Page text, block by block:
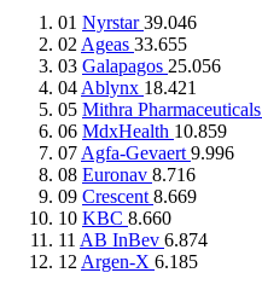
01 Nyrstar39.046
02 Ageas 33.655
03 Galapagos 25.056
04 Ablynx 18.421
05 Mithra Pharmaceuticals
06 MdxHealth 10.859
07 Agfa-Gevaert 9.996
08 Euronav 8.716
09 Crescent 8.669
10 KBC 8.660
11 AB InBev 6.874
12 Argen-X 6.185